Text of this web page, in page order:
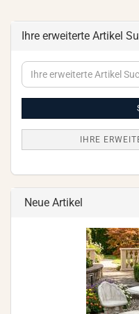
Ihre erweiterte Artikel
Ihre
erweiterte
Artikel
IHRE
Neue Artikel